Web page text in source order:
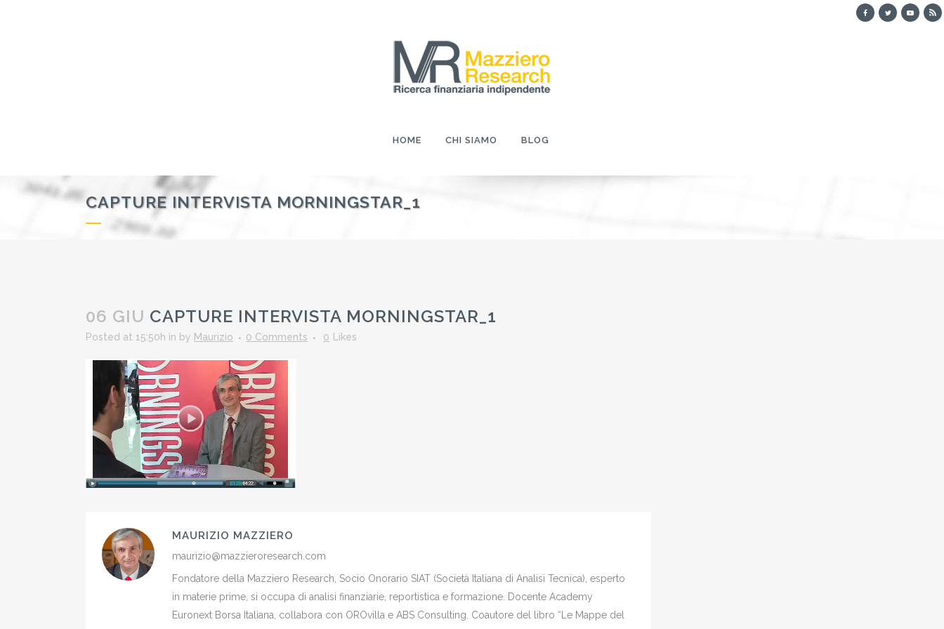
HOME CHI SIAMO BLOG
CAPTURE INTERVISTA MORNINGSTAR_1
06 GIU CAPTURE INTERVISTA MORNINGSTAR_1
Posted at 15:50h in by Maurizio 0 Comments 0 Likes
MAURIZIO MAZZIERO
maurizio@mazzieroresearch.com
Fondatore della Mazziero Research, Socio Onorario SIAT (Società Italiana di Analisi Tecnica), esperto
in materie prime, si occupa di analisi finanziarie, reportistica e formazione. Docente Academy
Euronext Borsa Italiana, collabora con OROvilla e ABS Consulting. Coautore del libro “Le Mappe del